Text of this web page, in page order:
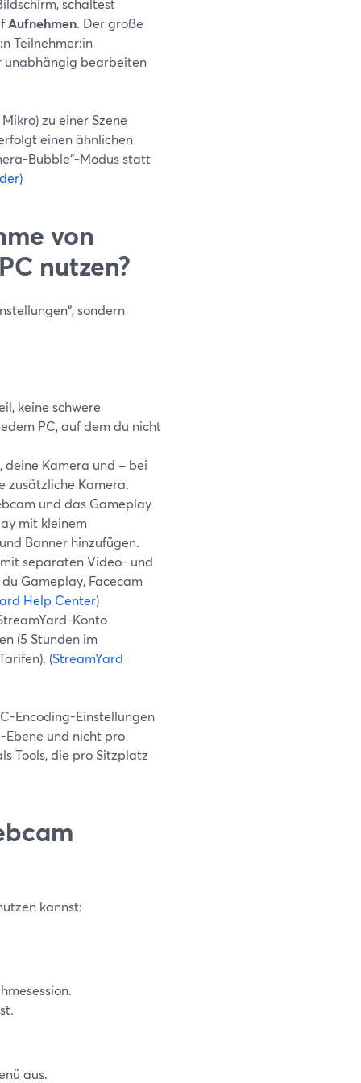
Aufnehmen. Der große
Teilnehmer:in
unabhängig bearbeiten
zu einer Szene
einen ähnlichen
Bubble“-Modus statt
)
von
nutzen?
sondern
keine schwere
PC, auf dem du nicht
deine Kamera und – bei
zusätzliche Kamera.
und das Gameplay
mit kleinem
Banner hinzufügen.
separaten Video- und
Gameplay, Facecam
Help Center)
Konto
(5 Stunden im
(StreamYard
Encoding-Einstellungen
Ebene und nicht pro
Tools, die pro Sitzplatz
kannst:
aus.